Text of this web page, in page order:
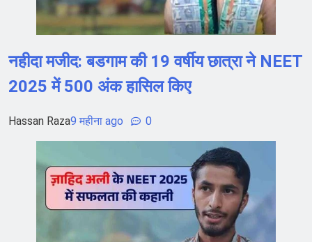
नहीदा मजीद: बडगाम की 19 वर्षीय छात्रा ने NEET
2025 में 500 अंक हासिल किए
Hassan Raza9 महीना ago 0